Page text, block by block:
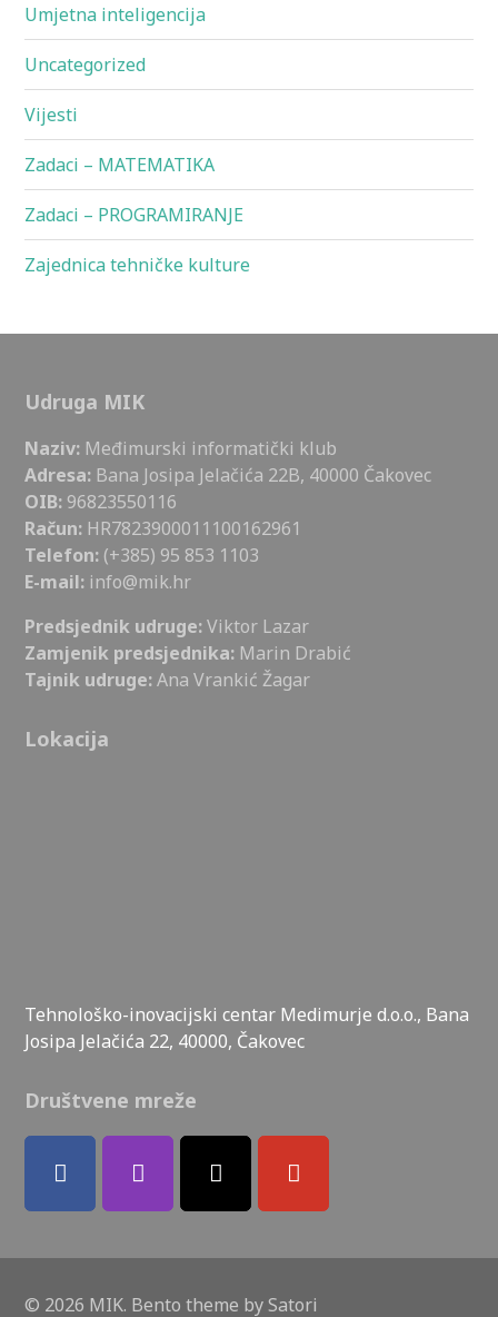
Umjetna inteligencija
Uncategorized
Vijesti
Zadaci – MATEMATIKA
Zadaci – PROGRAMIRANJE
Zajednica tehničke kulture
Udruga MIK
Naziv: Međimurski informatički klub
Adresa: Bana Josipa Jelačića 22B, 40000 Čakovec
OIB: 96823550116
Račun: HR7823900011100162961
Telefon: (+385) 95 853 1103
E-mail: info@mik.hr
Predsjednik udruge:Viktor Lazar
Zamjenik predsjednika: Marin Drabić
Tajnik udruge:Ana Vrankić Žagar
Lokacija
Tehnološko-inovacijski centar Medimurje d.o.o., Bana
Josipa Jelačića 22, 40000, Čakovec
Društvene mreže
© 2026 MIK. Bento theme by Satori